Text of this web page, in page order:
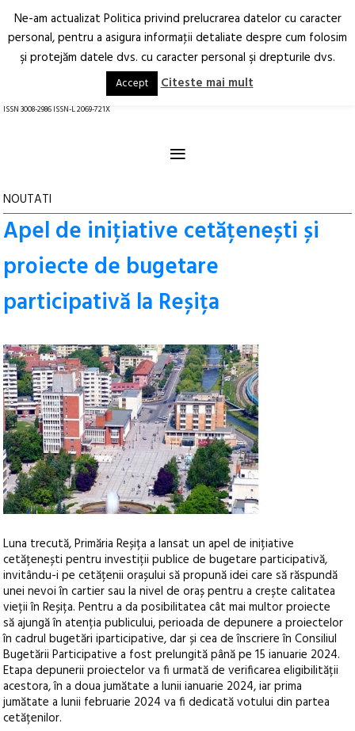
Arhitectură.
Oraș.
RO EN
ISSN 3008-2986 ISSN-L 2069-721X
≡
NOUTATI
Apel de inițiative cetățenești și
proiecte de bugetare
participativă la Reșița
Luna trecută, Primăria Reșița a lansat un apel de inițiative
cetățenești pentru investiții publice de bugetare participativă,
invitându-i pe cetățenii orașului să propună idei care să răspundă
unei nevoi în cartier sau la nivel de oraș pentru a crește calitatea
vieții în Reșița.Pentru a da posibilitatea cât mai multor proiecte
să ajungă în atenția publicului, perioada de depunere a proiectelor
în cadrul bugetări iparticipative, dar și cea de înscriere în Consiliul
Bugetării Participative a fost prelungită până pe 15 ianuarie 2024.
Etapa depunerii proiectelor va fi urmată de verificarea eligibilității
acestora, în a doua jumătate a lunii ianuarie 2024, iar prima
jumătate a lunii februarie 2024 va fi dedicată votului din partea
cetățenilor.
Ne-am actualizat Politica privind prelucrarea datelor cu caracter
personal, pentru a asigura informaţii detaliate despre cum folosim
şi protejăm datele dvs. cu caracter personal şi drepturile dvs.
Accept Citeste mai mult